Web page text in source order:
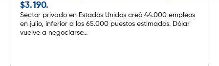
$3.190.
Sector privado en Estados Unidos creó 44.000 empleos
en julio, inferior a los 65.000 puestos estimados. Dólar
vuelve a negociarse...